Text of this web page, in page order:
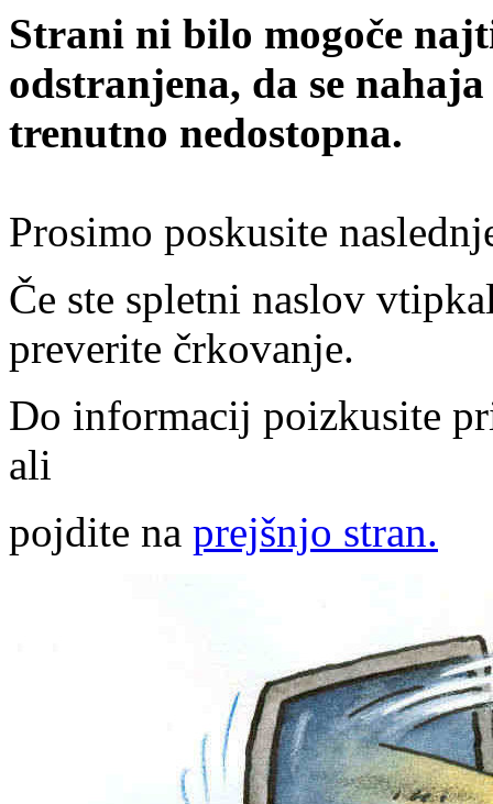
Strani ni bilo mogoče
odstranjena, da se
trenutno nedostopna.
Prosimo poskusite
Če ste spletni naslov
preverite črkovanje.
Do informacij poizkusite
ali
pojdite na prejšnjo stran.